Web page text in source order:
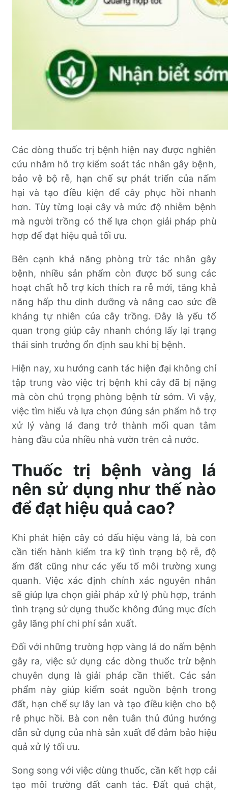
Các dòng thuốc trị bệnh hiện nay được nghiên
cứu nhằm hỗ trợ kiểm soát tác nhân gây bệnh,
bảo vệ bộ rễ, hạn chế sự phát triển của nấm
hại và tạo điều kiện để cây phục hồi nhanh
hơn. Tùy từng loại cây và mức độ nhiễm bệnh
mà người trồng có thể lựa chọn giải pháp phù
hợp để đạt hiệu quả tối ưu.
Bên cạnh khả năng phòng trừ tác nhân gây
bệnh, nhiều sản phẩm còn được bổ sung các
hoạt chất hỗ trợ kích thích ra rễ mới, tăng khả
năng hấp thu dinh dưỡng và nâng cao sức đề
kháng tự nhiên của cây trồng. Đây là yếu tố
quan trọng giúp cây nhanh chóng lấy lại trạng
thái sinh trưởng ổn định sau khi bị bệnh.
Hiện nay, xu hướng canh tác hiện đại không chỉ
tập trung vào việc trị bệnh khi cây đã bị nặng
mà còn chú trọng phòng bệnh từ sớm. Vì vậy,
việc tìm hiểu và lựa chọn đúng sản phẩm hỗ trợ
xử lý vàng lá đang trở thành mối quan tâm
hàng đầu của nhiều nhà vườn trên cả nước.
Thuốc trị bệnh vàng lá
nên sử dụng như thế nào
để đạt hiệu quả cao?
Khi phát hiện cây có dấu hiệu vàng lá, bà con
cần tiến hành kiểm tra kỹ tình trạng bộ rễ, độ
ẩm đất cũng như các yếu tố môi trường xung
quanh. Việc xác định chính xác nguyên nhân
sẽ giúp lựa chọn giải pháp xử lý phù hợp, tránh
tình trạng sử dụng thuốc không đúng mục đích
gây lãng phí chi phí sản xuất.
Đối với những trường hợp vàng lá do nấm bệnh
gây ra, việc sử dụng các dòng thuốc trừ bệnh
chuyên dụng là giải pháp cần thiết. Các sản
phẩm này giúp kiểm soát nguồn bệnh trong
đất, hạn chế sự lây lan và tạo điều kiện cho bộ
rễ phục hồi. Bà con nên tuân thủ đúng hướng
dẫn sử dụng của nhà sản xuất để đảm bảo hiệu
quả xử lý tối ưu.
Song song với việc dùng thuốc, cần kết hợp cải
tạo môi trường đất canh tác. Đất quá chặt,